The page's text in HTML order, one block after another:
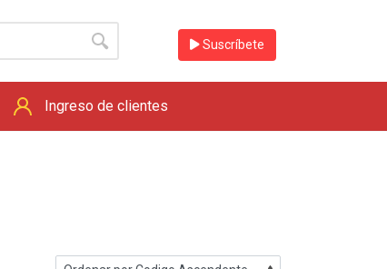
Suscríbete
Ingreso de clientes